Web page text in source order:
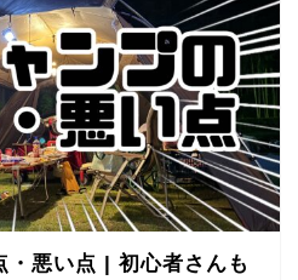
・悪い点 | 初心者さんも